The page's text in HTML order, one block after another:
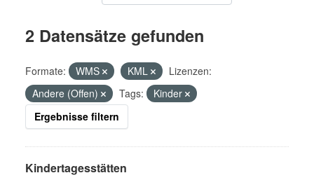
2 Datensätze gefunden
Formate: WMS KML
Lizenzen:
Andere (Offen)
Tags:
Kinder
Ergebnisse filtern
Kindertagesstätten